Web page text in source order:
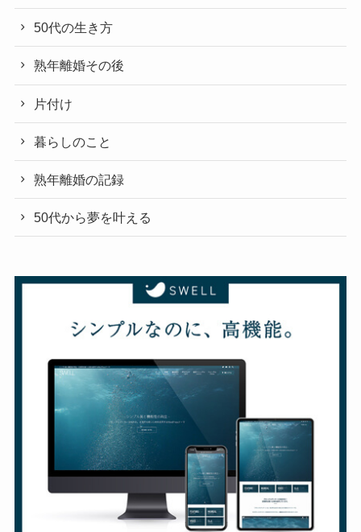
50代の生き方
熟年離婚その後
片付け
暮らしのこと
熟年離婚の記録
50代から夢を叶える